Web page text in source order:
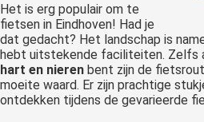
Het is erg populair om te
fietsen in Eindhoven! Had je
dat gedacht? Het landschap is
hebt uitstekende faciliteiten. Zelfs
hart en nieren bent zijn de
moeite waard. Er zijn prachtige
ontdekken tijdens de gevarieerde